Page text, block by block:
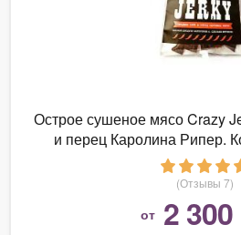
Острое сушеное мясо Crazy
и перец Каролина Рипер.
(Отзывы 7)
от 2 300